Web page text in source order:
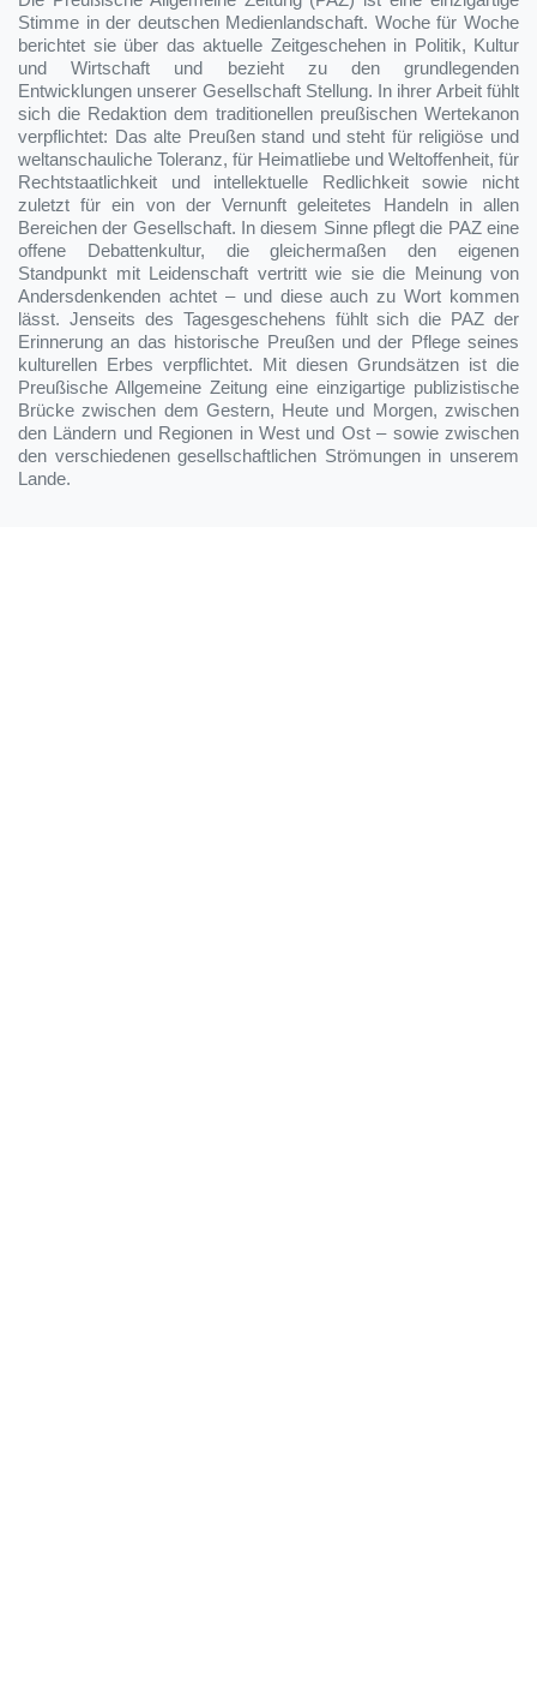
Stimme in der deutschen Medienlandschaft. Woche für Woche
berichtet sie über das aktuelle Zeitgeschehen in Politik, Kultur
und Wirtschaft und bezieht zu den grundlegenden
Entwicklungen unserer Gesellschaft Stellung. In ihrer Arbeit fühlt
sich die Redaktion dem traditionellen preußischen Wertekanon
verpflichtet: Das alte Preußen stand und steht für religiöse und
weltanschauliche Toleranz, für Heimatliebe und Weltoffenheit, für
Rechtstaatlichkeit und intellektuelle Redlichkeit sowie nicht
zuletzt für ein von der Vernunft geleitetes Handeln in allen
Bereichen der Gesellschaft. In diesem Sinne pflegt die PAZ eine
offene Debattenkultur, die gleichermaßen den eigenen
Standpunkt mit Leidenschaft vertritt wie sie die Meinung von
Andersdenkenden achtet – und diese auch zu Wort kommen
lässt. Jenseits des Tagesgeschehens fühlt sich die PAZ der
Erinnerung an das historische Preußen und der Pflege seines
kulturellen Erbes verpflichtet. Mit diesen Grundsätzen ist die
Preußische Allgemeine Zeitung eine einzigartige publizistische
Brücke zwischen dem Gestern, Heute und Morgen, zwischen
den Ländern und Regionen in West und Ost – sowie zwischen
den verschiedenen gesellschaftlichen Strömungen in unserem
Lande.